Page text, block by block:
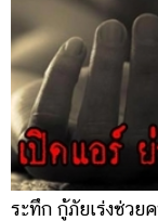
ระทึก กู้ภัยเร่งช่ว